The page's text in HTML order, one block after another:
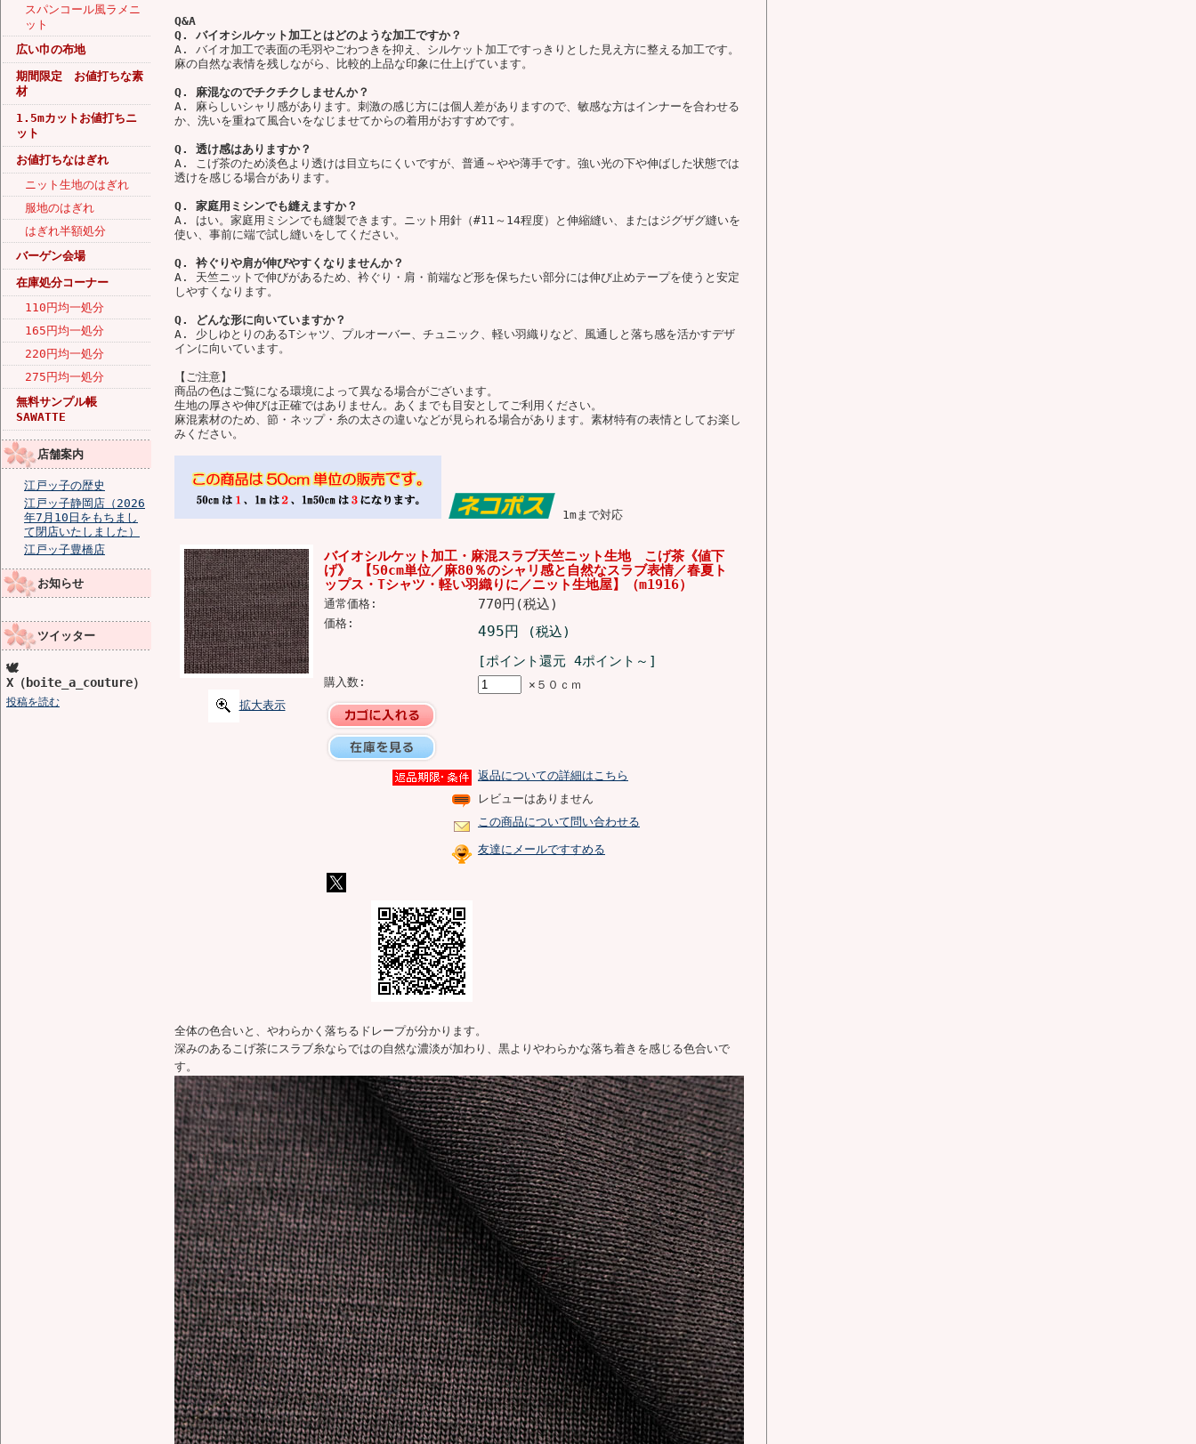
スパンコール風ラメニ
ット
広い巾の布地
期間限定 お値打ちな素
材
1.5mカットお値打ちニ
ット
お値打ちなはぎれ
ニット生地のはぎれ
服地のはぎれ
はぎれ半額処分
バーゲン会場
在庫処分コーナー
110円均一処分
165円均一処分
220円均一処分
275円均一処分
無料サンプル帳
SAWATTE
店舗案内
江戸ッ子の歴史
江戸ッ子静岡店（2026
年7月10日をもちまし
て閉店いたしました）
江戸ッ子豊橋店
お知らせ
ツイッター
🕊️
X（boite_a_couture）
投稿を読む
Q&A
Q. バイオシルケット加工とはどのような加工ですか？
A. バイオ加工で表面の毛羽やごわつきを抑え、シルケット加工ですっきりとした見え方に整える加工です。
麻の自然な表情を残しながら、比較的上品な印象に仕上げています。
Q. 麻混なのでチクチクしませんか？
A. 麻らしいシャリ感があります。刺激の感じ方には個人差がありますので、敏感な方はインナーを合わせる
か、洗いを重ねて風合いをなじませてからの着用がおすすめです。
Q. 透け感はありますか？
A. こげ茶のため淡色より透けは目立ちにくいですが、普通～やや薄手です。強い光の下や伸ばした状態では
透けを感じる場合があります。
Q. 家庭用ミシンでも縫えますか？
A. はい。家庭用ミシンでも縫製できます。ニット用針（#11～14程度）と伸縮縫い、またはジグザグ縫いを
使い、事前に端で試し縫いをしてください。
Q. 衿ぐりや肩が伸びやすくなりませんか？
A. 天竺ニットで伸びがあるため、衿ぐり・肩・前端など形を保ちたい部分には伸び止めテープを使うと安定
しやすくなります。
Q. どんな形に向いていますか？
A. 少しゆとりのあるTシャツ、プルオーバー、チュニック、軽い羽織りなど、風通しと落ち感を活かすデザ
インに向いています。
【ご注意】
商品の色はご覧になる環境によって異なる場合がございます。
生地の厚さや伸びは正確ではありません。あくまでも目安としてご利用ください。
麻混素材のため、節・ネップ・糸の太さの違いなどが見られる場合があります。素材特有の表情としてお楽し
みください。
1mまで対応
拡大表示
バイオシルケット加工・麻混スラブ天竺ニット生地 こげ茶《値下
げ》 【50cm単位／麻80％のシャリ感と自然なスラブ表情／春夏ト
ップス・Tシャツ・軽い羽織りに／ニット生地屋】（m1916）
通常価格: 770円(税込)
価格: 495円
(税込)
[ポイント還元 4ポイント～]
購入数: ×５０ｃｍ
返品についての詳細はこちら
レビューはありません
この商品について問い合わせる
友達にメールですすめる
全体の色合いと、やわらかく落ちるドレープが分かります。
深みのあるこげ茶にスラブ糸ならではの自然な濃淡が加わり、黒よりやわらかな落ち着きを感じる色合いで
す。